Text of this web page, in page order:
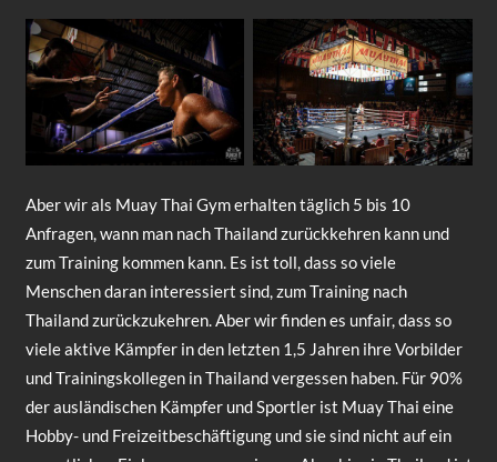
Aber wir als Muay Thai Gym erhalten täglich 5 bis 10
Anfragen, wann man nach Thailand zurückkehren kann und
zum Training kommen kann. Es ist toll, dass so viele
Menschen daran interessiert sind, zum Training nach
Thailand zurückzukehren. Aber wir finden es unfair, dass so
viele aktive Kämpfer in den letzten 1,5 Jahren ihre Vorbilder
und Trainingskollegen in Thailand vergessen haben. Für 90%
der ausländischen Kämpfer und Sportler ist Muay Thai eine
Hobby- und Freizeitbeschäftigung und sie sind nicht auf ein